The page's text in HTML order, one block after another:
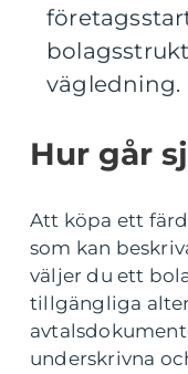
vägledning.
Hur går
Att köpa ett
som kan
väljer du ett
tillgängliga
underskrivna